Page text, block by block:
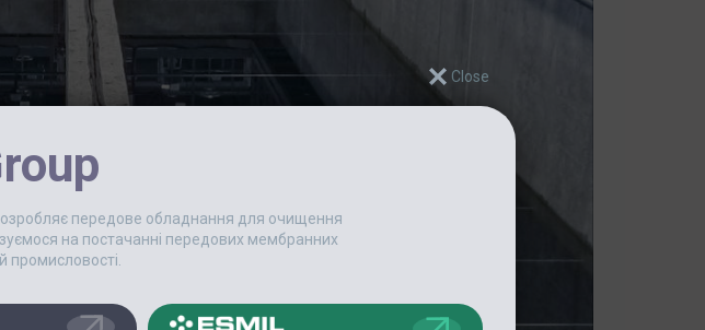
передове обладнання для очищення
на постачанні передових мембранних
промисловості.